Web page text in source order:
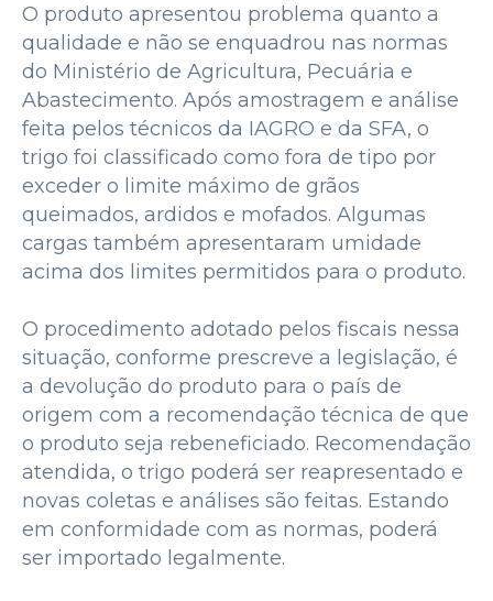
O produto apresentou problema quanto a
qualidade e não se enquadrou nas normas
do Ministério de Agricultura, Pecuária e
Abastecimento. Após amostragem e análise
feita pelos técnicos da IAGRO e da SFA, o
trigo foi classificado como fora de tipo por
exceder o limite máximo de grãos
queimados, ardidos e mofados. Algumas
cargas também apresentaram umidade
acima dos limites permitidos para o produto.
O procedimento adotado pelos fiscais nessa
situação, conforme prescreve a legislação, é
a devolução do produto para o país de
origem com a recomendação técnica de que
o produto seja rebeneficiado. Recomendação
atendida, o trigo poderá ser reapresentado e
novas coletas e análises são feitas. Estando
em conformidade com as normas, poderá
ser importado legalmente.